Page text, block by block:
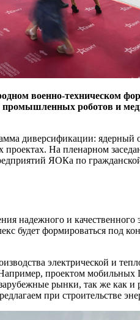
военно-техническом
роботов и
диверсификации: ядерный
На пленарном
ЯОКа по
надежного и
будет формироваться под
электрической и
проектом
рынки, так же как
при строительстве